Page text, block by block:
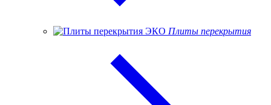
Плиты перекрытия